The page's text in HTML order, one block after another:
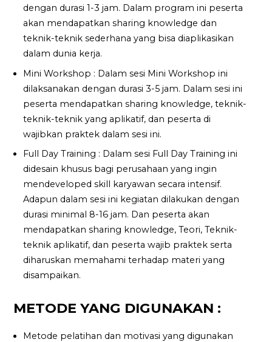
dengan durasi 1-3 jam. Dalam program ini peserta
akan mendapatkan sharing knowledge dan
teknik-teknik sederhana yang bisa diaplikasikan
dalam dunia kerja.
Mini Workshop : Dalam sesi Mini Workshop ini
dilaksanakan dengan durasi 3-5 jam. Dalam sesi ini
peserta mendapatkan sharing knowledge, teknik-
teknik-teknik yang aplikatif, dan peserta di
wajibkan praktek dalam sesi ini.
Full Day Training : Dalam sesi Full Day Training ini
didesain khusus bagi perusahaan yang ingin
mendeveloped skill karyawan secara intensif.
Adapun dalam sesi ini kegiatan dilakukan dengan
durasi minimal 8-16 jam. Dan peserta akan
mendapatkan sharing knowledge, Teori, Teknik-
teknik aplikatif, dan peserta wajib praktek serta
diharuskan memahami terhadap materi yang
disampaikan.
METODE YANG DIGUNAKAN :
Metode pelatihan dan motivasi yang digunakan